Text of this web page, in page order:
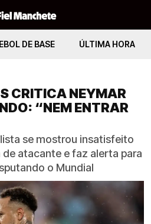
DE BASE ÚLTIMA HORA
CRITICA NEYMAR
“NEM ENTRAR
se mostrou insatisfeito
atacante e faz alerta para
o Mundial